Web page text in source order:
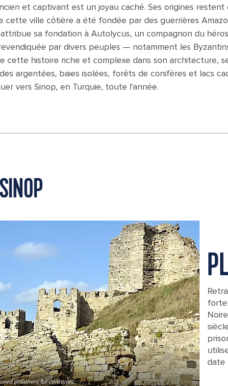
et captivant est un joyau caché. Ses origines
cette ville côtière a été fondée par des guerrières
sa fondation à Autolycus, un compagnon du
par divers peuples — notamment les
histoire riche et complexe dans son architecture,
argentées, baies isolées, forêts de conifères et lacs
vers Sinop, en Turquie, toute l'année.
prisoners for centuries.
date